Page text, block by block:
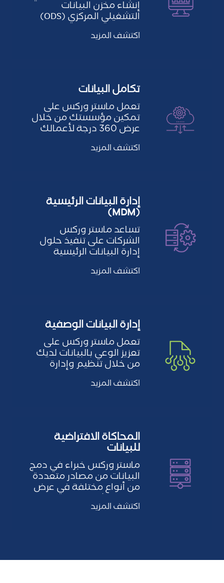
إنشاء مخزن البيانات
التشغيلي المركزي (ODS)
وتساعدك على تقييم مصادر
البيانات…
اكتشف المزيد
تكامل البيانات
تعمل ماستر وركس على
تمكين مؤسستك من خلال
عرض 360 درجة لأعمالك
من خلال خدمات تكامل
البيانات لدينا…
اكتشف المزيد
إدارة البيانات الرئيسية
(MDM)
تساعد ماستر وركس
الشركات على تنفيذ حلول
إدارة البيانات الرئيسية
(MDM) التي تدعم تحديد
البيانات…
اكتشف المزيد
إدارة البيانات الوصفية
تعمل ماستر وركس على
تعزيز الوعي بالبيانات لديك
من خلال تنظيم وإدارة
البيانات الوصفية (بيانات
عن…
اكتشف المزيد
المحاكاة الافتراضية
للبيانات
ماستر وركس خبراء في دمج
البيانات من مصادر متعددة
من أنواع مختلفة في عرض
منطقي شامل دون نقل…
اكتشف المزيد